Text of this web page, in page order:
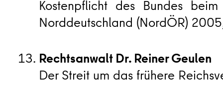
Kostenpflicht des Bundes
Norddeutschland (NordÖR)
Rechtsanwalt Dr. Reiner Geulen
Der Streit um das frühere